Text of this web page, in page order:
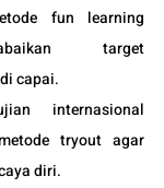
fun learning
target
capai.
internasional
tryout agar
diri.